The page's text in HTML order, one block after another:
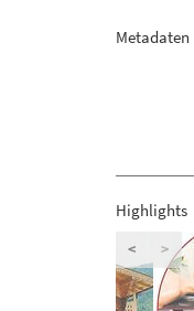
Metadaten
Highlights
< >